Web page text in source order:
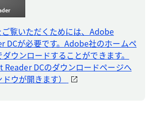
覧いただくためには、Adobe
DCが必要です。Adobe社のホームペ
ウンロードすることができます。
DCのダウンロードページへ
ウが開きます）